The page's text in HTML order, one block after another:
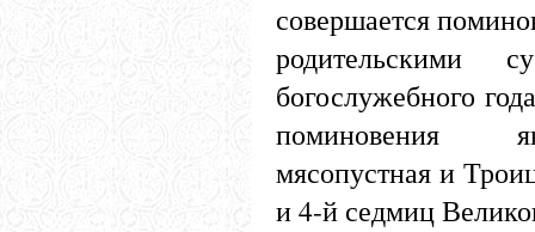
совершается
родительскими
богослужебного
поминовения
мясопустная и
и 4-й седмиц